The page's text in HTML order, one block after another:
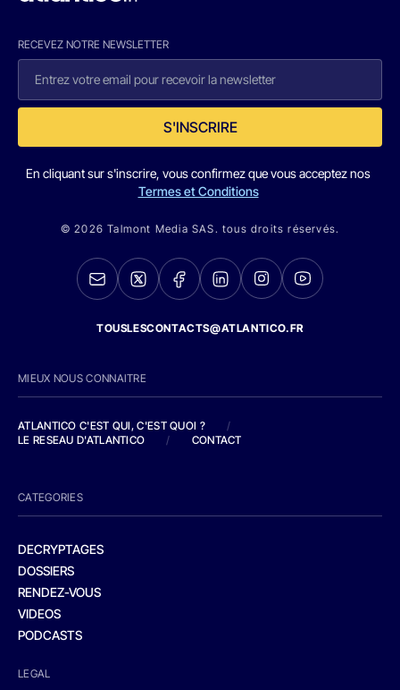
RECEVEZ NOTRE NEWSLETTER
S'INSCRIRE
En cliquant sur s'inscrire, vous confirmez que vous acceptez nos
Termes et Conditions
© 2026 Talmont Media SAS. tous droits réservés.
TOUSLESCONTACTS@ATLANTICO.FR
MIEUX NOUS CONNAITRE
ATLANTICO C'EST QUI, C'EST QUOI ?
/
LE RESEAU D'ATLANTICO
/ CONTACT
CATEGORIES
DECRYPTAGES
DOSSIERS
RENDEZ-VOUS
VIDEOS
PODCASTS
LEGAL